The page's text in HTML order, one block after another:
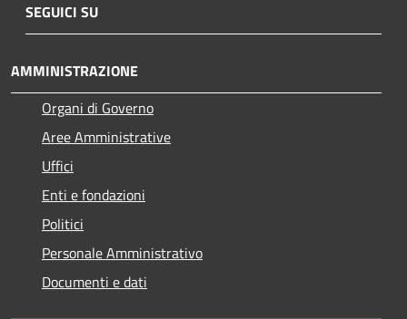
SEGUICI SU
AMMINISTRAZIONE
Organi di Governo
Aree Amministrative
Uffici
Enti e fondazioni
Politici
Personale Amministrativo
Documenti e dati